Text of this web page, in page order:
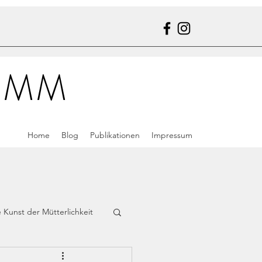
Home Blog Publikationen Impressum
Kunst der Mütterlichkeit